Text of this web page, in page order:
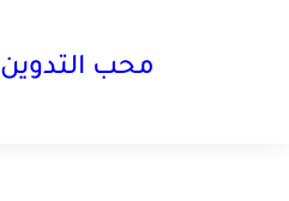
محب التدوين